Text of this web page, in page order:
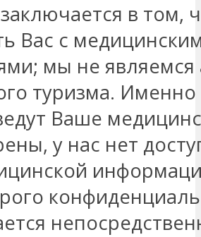
в том,
Вас с
мы не являемся
туризма.
Ваше
у нас нет